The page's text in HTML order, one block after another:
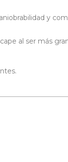
y
al ser más